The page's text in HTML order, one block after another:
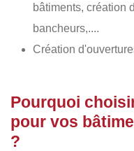
bâtiments, création
bancheurs,....
Création
Pourquoi
pour vos
?